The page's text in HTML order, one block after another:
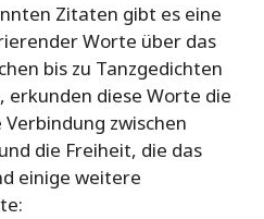
Zitaten gibt es eine
Worte über das
bis zu Tanzgedichten
erkunden diese Worte die
Verbindung zwischen
die Freiheit, die das
einige weitere